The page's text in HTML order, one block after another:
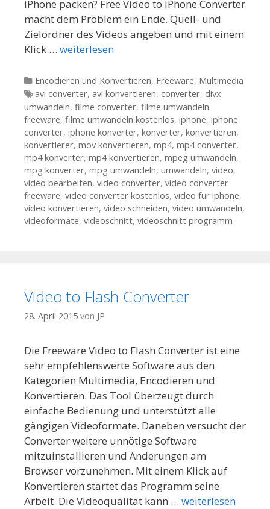
iPhone packen? Free Video to iPhone Converter
macht dem Problem ein Ende. Quell- und
Zielordner des Videos angeben und mit einem
Klick … weiterlesen
Kategorien
Encodieren und Konvertieren, Freeware, Multimedia
Tags
avi converter, avi konvertieren, converter, divx
umwandeln, filme converter, filme umwandeln
freeware, filme umwandeln kostenlos, iphone, iphone
converter, iphone konverter, konverter, konvertieren,
konvertierer, mov konvertieren, mp4, mp4 converter,
mp4 konverter, mp4 konvertieren, mpeg umwandeln,
mpg konverter, mpg umwandeln, umwandeln, video,
video bearbeiten, video converter, video converter
freeware, video converter kostenlos, video für iphone,
video konvertieren, video schneiden, video umwandeln,
videoformate, videoschnitt, videoschnitt programm
Video to Flash Converter
28. April 2015 von JP
Die Freeware Video to Flash Converter ist eine
sehr empfehlenswerte Software aus den
Kategorien Multimedia, Encodieren und
Konvertieren. Das Tool überzeugt durch
einfache Bedienung und unterstützt alle
gängigen Videoformate. Daneben versucht der
Converter weitere unnötige Software
mitzuinstallieren und Änderungen am
Browser vorzunehmen. Mit einem Klick auf
Konvertieren startet das Programm seine
Arbeit. Die Videoqualität kann … weiterlesen